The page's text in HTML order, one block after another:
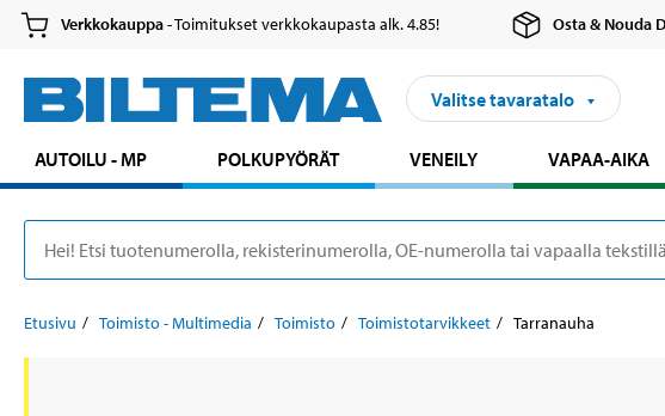
Verkkokauppa- Toimitukset verkkokaupasta alk. 4.85! Osta & Nouda
Valitse tavaratalo
AUTOILU - MP POLKUPYÖRÄT VENEILY VAPAA-AIKA
Etusivu Toimisto - Multimedia Toimisto Toimistotarvikkeet Tarranauha